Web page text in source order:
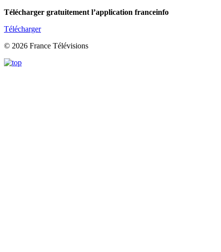
Télécharger gratuitement l’application franceinfo
Télécharger
© 2026 France Télévisions